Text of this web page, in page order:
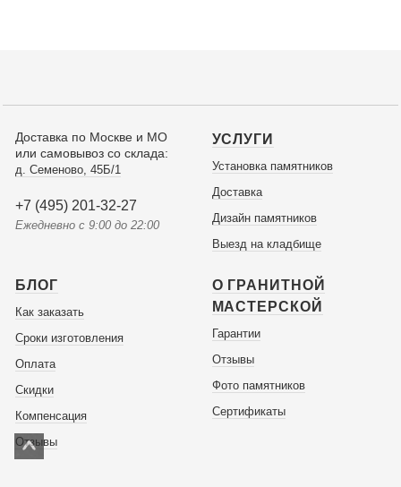
Доставка по Москве и МО
или самовывоз со склада:
д. Семеново, 45Б/1
+7 (495) 201-32-27
Ежедневно с 9:00 до 22:00
УСЛУГИ
Установка памятников
Доставка
Дизайн памятников
Выезд на кладбище
БЛОГ
Как заказать
Сроки изготовления
Оплата
Скидки
Компенсация
Отзывы
О ГРАНИТНОЙ
МАСТЕРСКОЙ
Гарантии
Отзывы
Фото памятников
Сертификаты